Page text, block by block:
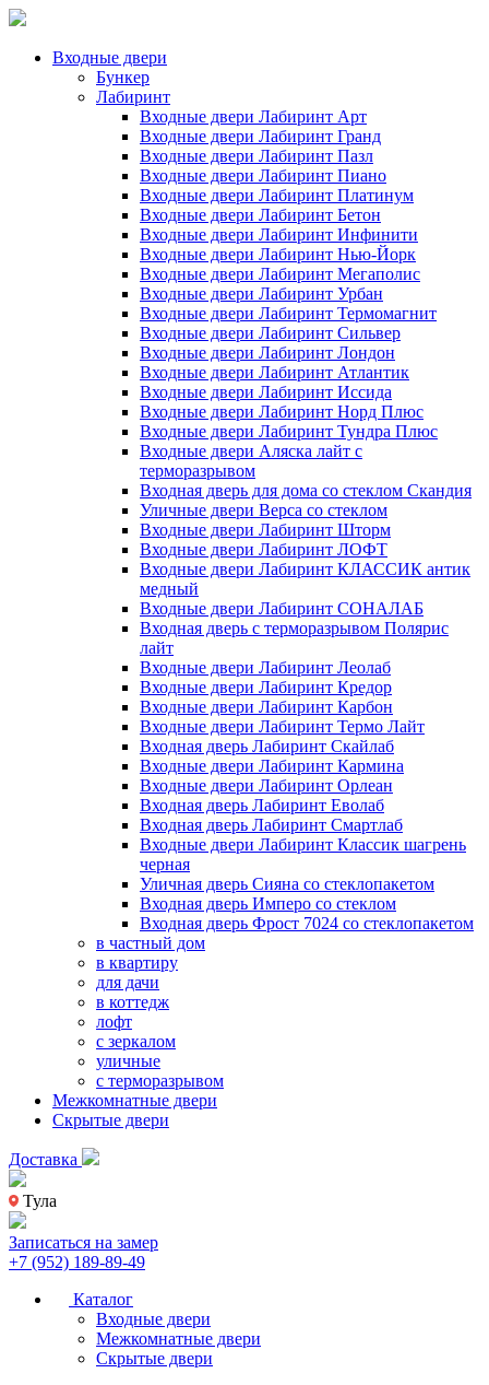
Входные двери
Бункер
Лабиринт
Входные двери Лабиринт Арт
Входные двери Лабиринт Гранд
Входные двери Лабиринт Пазл
Входные двери Лабиринт Пиано
Входные двери Лабиринт Платинум
Входные двери Лабиринт Бетон
Входные двери Лабиринт Инфинити
Входные двери Лабиринт Нью-Йорк
Входные двери Лабиринт Мегаполис
Входные двери Лабиринт Урбан
Входные двери Лабиринт Термомагнит
Входные двери Лабиринт Сильвер
Входные двери Лабиринт Лондон
Входные двери Лабиринт Атлантик
Входные двери Лабиринт Иссида
Входные двери Лабиринт Норд Плюс
Входные двери Лабиринт Тундра Плюс
Входные двери Аляска лайт с
терморазрывом
Входная дверь для дома со стеклом Скандия
Уличные двери Верса со стеклом
Входные двери Лабиринт Шторм
Входные двери Лабиринт ЛОФТ
Входные двери Лабиринт КЛАССИК антик
медный
Входные двери Лабиринт СОНАЛАБ
Входная дверь с терморазрывом Полярис
лайт
Входные двери Лабиринт Леолаб
Входные двери Лабиринт Кредор
Входные двери Лабиринт Карбон
Входные двери Лабиринт Термо Лайт
Входная дверь Лабиринт Скайлаб
Входные двери Лабиринт Кармина
Входные двери Лабиринт Орлеан
Входная дверь Лабиринт Еволаб
Входная дверь Лабиринт Смартлаб
Входные двери Лабиринт Классик шагрень
черная
Уличная дверь Сияна со стеклопакетом
Входная дверь Имперо со стеклом
Входная дверь Фрост 7024 со стеклопакетом
в частный дом
в квартиру
для дачи
в коттедж
лофт
с зеркалом
уличные
с терморазрывом
Межкомнатные двери
Скрытые двери
Доставка
Тула
Записаться на замер
+7 (952) 189-89-49
Каталог
Входные двери
Межкомнатные двери
Скрытые двери